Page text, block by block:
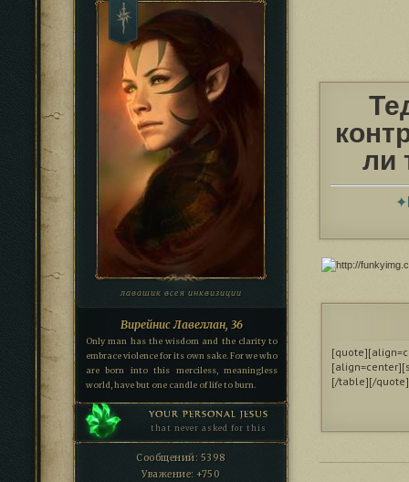
лавашик всея инквизиции
Вирейнис Лавеллан, 36
Only man has the wisdom and the clarity to
embrace violence for its own sake. For we who
are born into this merciless, meaningless
world, have but one candle of life to burn.
YOUR PERSONAL JESUS
that never asked for this
Сообщений: 5398
Уважение: +750
ли
✦
[/table][/quote]